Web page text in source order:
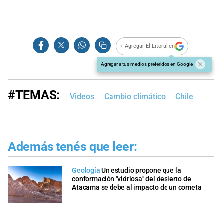
+ Agregar El Litoral en
Agregar a tus medios preferidos en Google
#TEMAS: Videos Cambio climático Chile
Además tenés que leer:
Geología Un estudio propone que la
conformación "vidriosa" del desierto de
Atacama se debe al impacto de un cometa